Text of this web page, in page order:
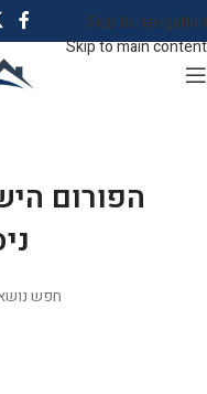
Skip to navigation
Skip to main content
הפורום
חפש